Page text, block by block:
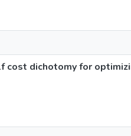
cost dichotomy for